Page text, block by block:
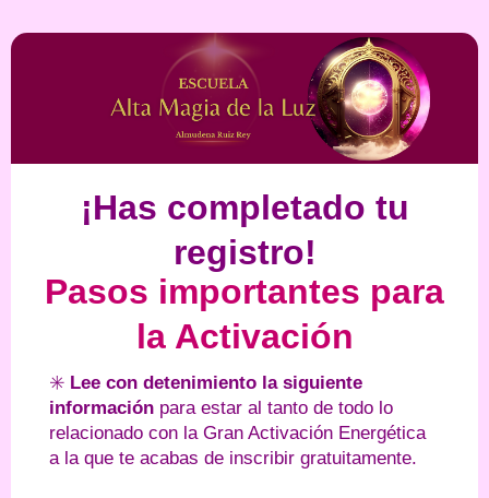
¡Has completado tu
registro!
Pasos importantes para
la Activación
✳️ Lee con detenimiento la siguiente
información para estar al tanto de todo lo
relacionado con la Gran Activación Energética
a la que te acabas de inscribir gratuitamente.